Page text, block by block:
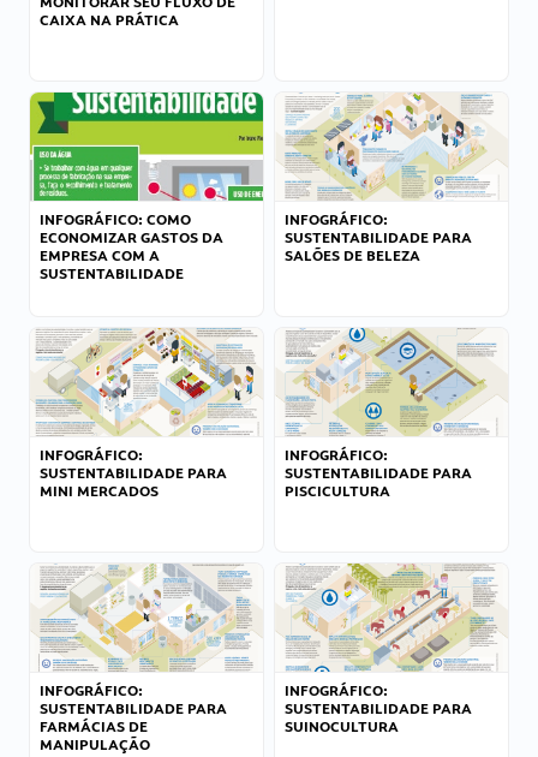
CAIXA NA PRÁTICA
INFOGRÁFICO: COMO
ECONOMIZAR GASTOS DA
EMPRESA COM A
SUSTENTABILIDADE
INFOGRÁFICO:
SUSTENTABILIDADE PARA
SALÕES DE BELEZA
INFOGRÁFICO:
SUSTENTABILIDADE PARA
MINI MERCADOS
INFOGRÁFICO:
SUSTENTABILIDADE PARA
PISCICULTURA
INFOGRÁFICO:
SUSTENTABILIDADE PARA
FARMÁCIAS DE
MANIPULAÇÃO
INFOGRÁFICO:
SUSTENTABILIDADE PARA
SUINOCULTURA